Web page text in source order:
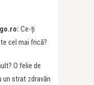
Ce-ți
cel mai frică?
O felie de
un strat zdravăn